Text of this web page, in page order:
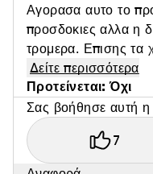
Αγορασα αυτο το
προσδοκιες αλλα η
τρομερα. Επισης τα
Δείτε περισσότερα
Προτείνεται: Όχι
Σας βοήθησε αυτή η
7